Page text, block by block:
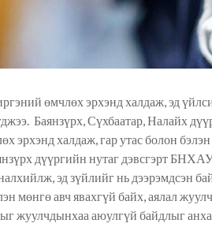
өмчлөх эрхэнд халдаж, эд
Баянзүрх, Сүхбаатар, Налайх
эрхэнд халдаж, гар утас болон
дүүргийн нутаг дэвсгэрт
эд зүйлийг нь дээрэмдсэн
мөнгө авч явахгүй байх, аялал
жуулчдынхаа аюулгүй байдлыг